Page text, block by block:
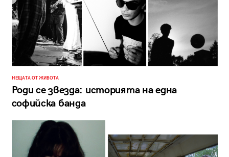
НЕЩАТА ОТ ЖИВОТА
Роди се звезда: историята на една
софийска банда